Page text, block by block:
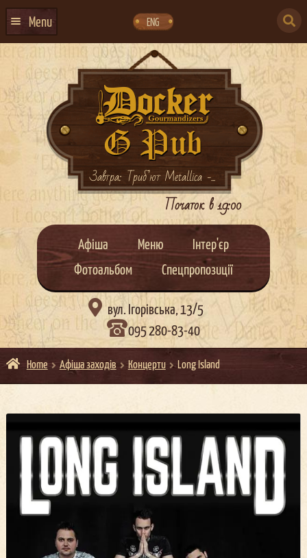
navigation
content
ENG
Menu
ГОЛОВНА
АФІША ЗАХОДІВ
КОНТАКТИ
ПРО НАС
ІВЕНТ-АГЕНЦІЯ ДОКЕР
КЕЙТЕРИНГ
НОВИНИ
DOCKER ДРЕСС-КОД
Завтра: Триб’ют Metallica -...
Початок в 19:00
Афіша Меню
Інтер'єр
Фотоальбом
Спецпропозиції
 вул. Ігорівська, 13/5
095 280-83-40
Home Афіша заходів Концерти Long Island